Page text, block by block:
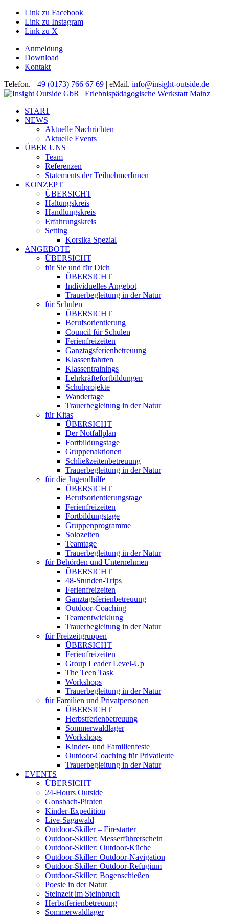
Link zu Facebook
Link zu Instagram
Link zu X
Anmeldung
Download
Kontakt
Telefon. +49 (0173) 766 67 69 | eMail. info@insight-outside.de
START
NEWS
Aktuelle Nachrichten
Aktuelle Events
ÜBER UNS
Team
Referenzen
Statements der TeilnehmerInnen
KONZEPT
ÜBERSICHT
Haltungskreis
Handlungskreis
Erfahrungskreis
Setting
Korsika Spezial
ANGEBOTE
ÜBERSICHT
für Sie und für Dich
ÜBERSICHT
Individuelles Angebot
Trauerbegleitung in der Natur
für Schulen
ÜBERSICHT
Berufsorientierung
Council für Schulen
Ferienfreizeiten
Ganztagsferienbetreuung
Klassenfahrten
Klassentrainings
Lehrkräftefortbildungen
Schulprojekte
Wandertage
Trauerbegleitung in der Natur
für Kitas
ÜBERSICHT
Der Notfallplan
Fortbildungstage
Gruppenaktionen
Schließzeitenbetreuung
Trauerbegleitung in der Natur
für die Jugendhilfe
ÜBERSICHT
Berufsorientierungstage
Ferienfreizeiten
Fortbildungstage
Gruppenprogramme
Solozeiten
Teamtage
Trauerbegleitung in der Natur
für Behörden und Unternehmen
ÜBERSICHT
48-Stunden-Trips
Ferienfreizeiten
Ganztagsferienbetreuung
Outdoor-Coaching
Teamentwicklung
Trauerbegleitung in der Natur
für Freizeitgruppen
ÜBERSICHT
Ferienfreizeiten
Group Leader Level-Up
The Teen Task
Workshops
Trauerbegleitung in der Natur
für Familien und Privatpersonen
ÜBERSICHT
Herbstferienbetreuung
Sommerwaldlager
Workshops
Kinder- und Familienfeste
Outdoor-Coaching für Privatleute
Trauerbegleitung in der Natur
EVENTS
ÜBERSICHT
24-Hours Outside
Gonsbach-Piraten
Kinder-Expedition
Live-Sagawald
Outdoor-Skiller – Firestarter
Outdoor-Skiller: Messerführerschein
Outdoor-Skiller: Outdoor-Küche
Outdoor-Skiller: Outdoor-Navigation
Outdoor-Skiller: Outdoor-Refugium
Outdoor-Skiller: Bogenschießen
Poesie in der Natur
Steinzeit im Steinbruch
Herbstferienbetreuung
Sommerwaldlager